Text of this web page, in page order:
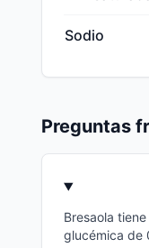
Sodio
Preguntas
Bresaola
glucémica de